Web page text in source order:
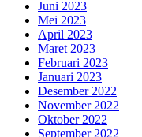
Juni 2023
Mei 2023
April 2023
Maret 2023
Februari 2023
Januari 2023
Desember 2022
November 2022
Oktober 2022
September 2022